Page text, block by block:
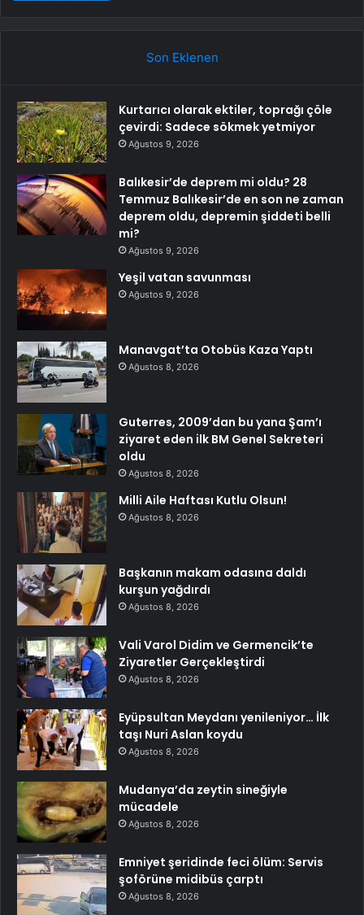
Son Eklenen
Kurtarıcı olarak ektiler, toprağı çöle
çevirdi: Sadece sökmek yetmiyor
Ağustos 9, 2026
Balıkesir’de deprem mi oldu? 28
Temmuz Balıkesir’de en son ne zaman
deprem oldu, depremin şiddeti belli
mi?
Ağustos 9, 2026
Yeşil vatan savunması
Ağustos 9, 2026
Manavgat’ta Otobüs Kaza Yaptı
Ağustos 8, 2026
Guterres, 2009’dan bu yana Şam’ı
ziyaret eden ilk BM Genel Sekreteri
oldu
Ağustos 8, 2026
Milli Aile Haftası Kutlu Olsun!
Ağustos 8, 2026
Başkanın makam odasına daldı
kurşun yağdırdı
Ağustos 8, 2026
Vali Varol Didim ve Germencik’te
Ziyaretler Gerçekleştirdi
Ağustos 8, 2026
Eyüpsultan Meydanı yenileniyor… İlk
taşı Nuri Aslan koydu
Ağustos 8, 2026
Mudanya’da zeytin sineğiyle
mücadele
Ağustos 8, 2026
Emniyet şeridinde feci ölüm: Servis
şoförüne midibüs çarptı
Ağustos 8, 2026